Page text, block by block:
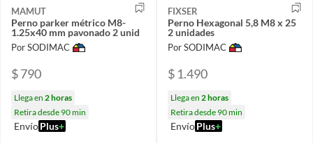
MAMUT
Perno parker métrico M8-
1.25x40 mm pavonado 2 unid
Por SODIMAC
$ 790
Llega en 2 horas
Retira desde 90 min
EnvíoPlus+
FIXSER
Perno Hexagonal 5,8 M8 x 25
2 unidades
Por SODIMAC
$ 1.490
Llega en 2 horas
Retira desde 90 min
EnvíoPlus+